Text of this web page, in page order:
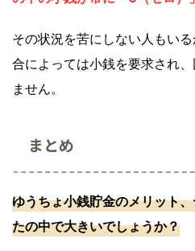
その状況を苦にしない人もい
合によっては小銭を要求され
ません。
まとめ
ゆうちょ小銭貯金のメリット
たの中で大きいでしょうか？